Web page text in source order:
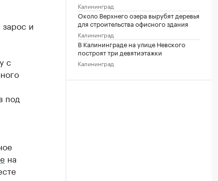
и
с
под
на
Калининград
Около Верхнего озера вырубят деревья
для строительства офисного здания
Калининград
В Калининграде на улице Невского
построят три девятиэтажки
Калининград